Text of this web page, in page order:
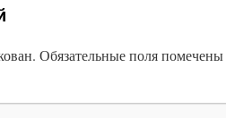
Обязательные поля помечены